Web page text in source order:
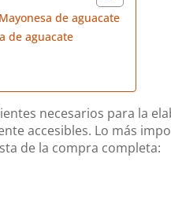
de aguacate
de aguacate
necesarios para la
accesibles. Lo más
de la compra completa: